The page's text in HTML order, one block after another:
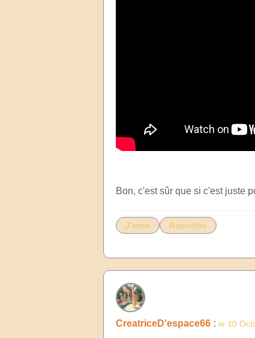
Bon, c'est sûr que si c'est juste
J'aime Répondre
CreatriceD'espace66 : le 10